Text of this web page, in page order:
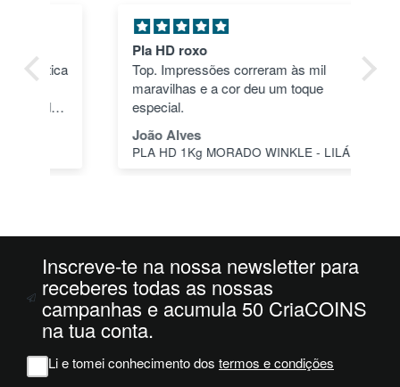
Pla HD roxo
Top. Impressões correram às mil
maravilhas e a cor deu um toque
especial.
João Alves
PLA HD 1Kg MORADO WINKLE - LILÁS – WINKLE
Inscreve-te na nossa newsletter para
receberes todas as nossas
campanhas e acumula 50 CriaCOINS
na tua conta.
Li e tomei conhecimento dos termos e condições